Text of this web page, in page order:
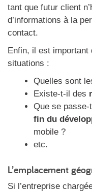
tant que futur client
d’informations à la
contact.
Enfin, il est important
situations :
Quelles sont
Existe-t-il des
Que se passe-
fin du
mobile ?
etc.
L’emplacement
Si l’entreprise